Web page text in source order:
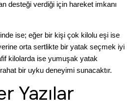
desteği verdiği için hareket imkanı
ise; eğer bir kişi çok kilolu eşi ise
orta sertlikte bir yatak seçmek iyi
kilolarda ise yumuşak yatak
bir uyku deneyimi sunacaktır.
Yazılar